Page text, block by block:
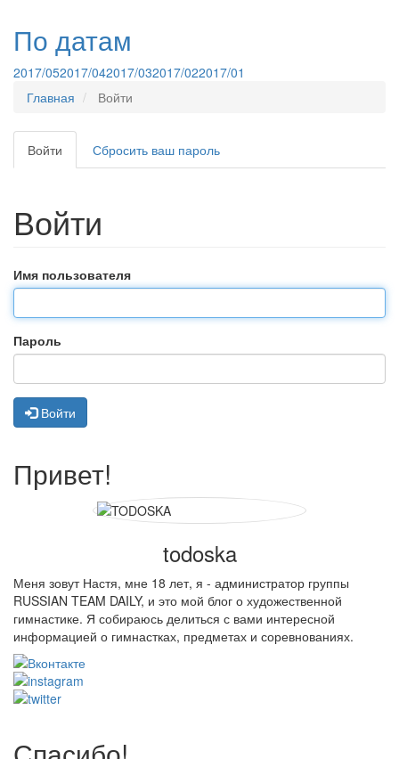
По датам
2017/052017/042017/032017/022017/01
Главная
Войти
Главные
Войти (активная
вкладка)
Сбросить ваш пароль
Войти
Имя пользователя
Пароль
Войти
Привет!
todoska
Меня зовут Настя, мне 18 лет, я - администратор группы
RUSSIAN TEAM DAILY, и это мой блог о художественной
гимнастике. Я собираюсь делиться с вами интересной
информацией о гимнастках, предметах и соревнованиях.